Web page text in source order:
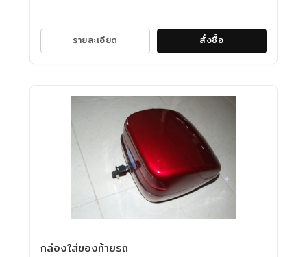
รายละเอียด สั่งซื้อ
กล่องใส่ของท้ายรถ